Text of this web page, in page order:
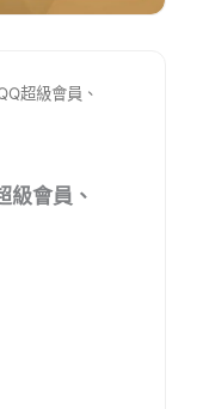
超級會員、
級會員、